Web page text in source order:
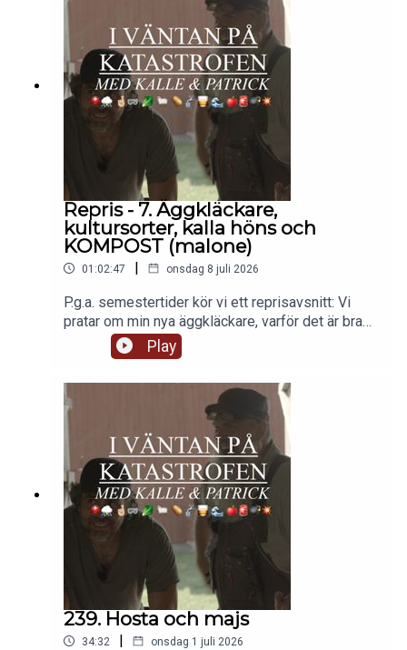
Kokmöjligheter och förvaring av filter.Sen om
svält och lagring av kalorier. Om salt och
torrvaror.Ja vafan, noga om hur du ska komma
igång med din beredskap helt enkelt.
Repris - 7. Äggkläckare,
kultursorter, kalla höns och
KOMPOST (malone)
01:02:47 | onsdag 8 juli 2026
P.g.a. semestertider kör vi ett reprisavsnitt: Vi
pratar om min nya äggkläckare, varför det är bra
med kultursorter, om höns klarar minusgrader, om
småbruk i Norrlands inland och om kompost.
som talesättet "Ängen är åkerns moder" där tar
sig uttryck i småbruket.
Play
239. Hosta och majs
34:32 | onsdag 1 juli 2026